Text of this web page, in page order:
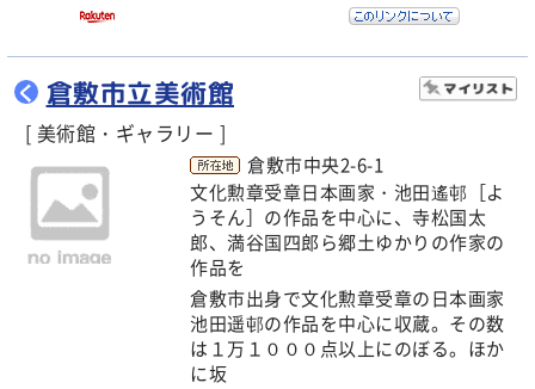
く 倉敷市立美術館
[ 美術館・ギャラリー ]
倉敷市中央2-6-1
文化勲章受章日本画家・池田遙邨［よ
うそん］の作品を中心に、寺松国太
郎、満谷国四郎ら郷土ゆかりの作家の
作品を
倉敷市出身で文化勲章受章の日本画家
池田遥邨の作品を中心に収蔵。その数
は１万１０００点以上にのぼる。ほか
に坂